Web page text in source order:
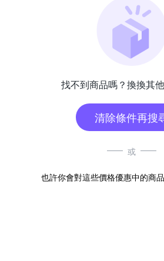
找不到商品嗎？換換其
清除條件再搜
或
也許你會對這些價格優惠中的商